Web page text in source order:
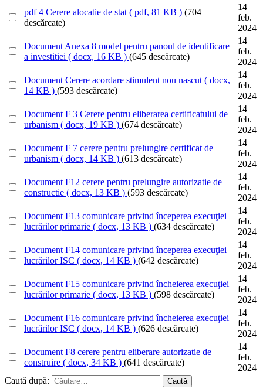
pdf 4 Cerere alocatie de stat ( pdf, 81 KB ) (704
descărcate)
14
feb.
2024
DocumentAnexa 8 model pentru panoul de identificare
a investitiei ( docx, 16 KB ) (645 descărcate)
14
feb.
2024
Document Cerere acordare stimulent nou nascut ( docx,
14 KB ) (593 descărcate)
14
feb.
2024
Document F 3 Cerere pentru eliberarea certificatului de
urbanism ( docx, 19 KB ) (674 descărcate)
14
feb.
2024
Document F 7 cerere pentru prelungire certificat de
urbanism ( docx, 14 KB ) (613 descărcate)
14
feb.
2024
Document F12 cerere pentru prelungire autorizatie de
constructie ( docx, 13 KB ) (593 descărcate)
14
feb.
2024
Document F13 comunicare privind începerea execuţiei
lucrărilor primarie ( docx, 13 KB ) (634 descărcate)
14
feb.
2024
Document F14 comunicare privind începerea execuţiei
lucrărilor ISC ( docx, 14 KB ) (642 descărcate)
14
feb.
2024
Document F15 comunicare privind încheierea execuţiei
lucrărilor primarie ( docx, 13 KB ) (598 descărcate)
14
feb.
2024
Document F16 comunicare privind încheierea execuţiei
lucrărilor ISC ( docx, 14 KB ) (626 descărcate)
14
feb.
2024
Document F8 cerere pentru eliberare autorizatie de
construire ( docx, 34 KB ) (641 descărcate)
14
feb.
2024
Caută după: